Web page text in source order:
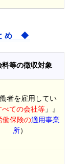
め ◆
料等の徴収対象
働者を雇用してい
べての会社等 」』
働保険の適用事業
所）